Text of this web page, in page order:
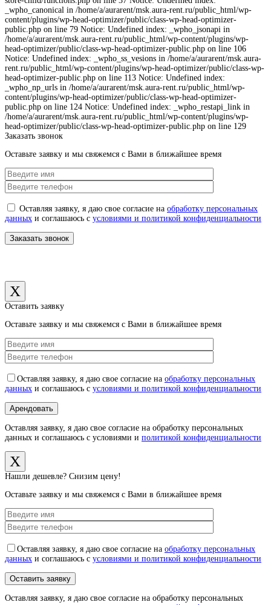
_wpho_canonical in /home/a/aurarent/msk.aura-rent.ru/public_html/wp-
content/plugins/wp-head-optimizer/public/class-wp-head-optimizer-
public.php on line 79 Notice: Undefined index: _wpho_jsonapi in
/home/a/aurarent/msk.aura-rent.ru/public_html/wp-content/plugins/wp-
head-optimizer/public/class-wp-head-optimizer-public.php on line 106
Notice: Undefined index: _wpho_ss_vesions in /home/a/aurarent/msk.aura-
rent.ru/public_html/wp-content/plugins/wp-head-optimizer/public/class-wp-
head-optimizer-public.php on line 113 Notice: Undefined index:
_wpho_np_urls in /home/a/aurarent/msk.aura-rent.ru/public_html/wp-
content/plugins/wp-head-optimizer/public/class-wp-head-optimizer-
public.php on line 124 Notice: Undefined index: _wpho_restapi_link in
/home/a/aurarent/msk.aura-rent.ru/public_html/wp-content/plugins/wp-
head-optimizer/public/class-wp-head-optimizer-public.php on line 129
Заказать звонок
Оставьте заявку и мы свяжемся с Вами в ближайшее время
Оставляя заявку, я даю свое согласие на обработку персональных
данных и соглашаюсь с условиями и политикой конфиденциальности
X
Оставить заявку
Оставьте заявку и мы свяжемся с Вами в ближайшее время
Оставляя заявку, я даю свое согласие на обработку персональных
данных и соглашаюсь с условиями и политикой конфиденциальности
Оставляя заявку, я даю свое согласие на обработку персональных
данных и соглашаюсь с условиями и политикой конфиденциальности
X
Нашли дешевле? Снизим цену!
Оставьте заявку и мы свяжемся с Вами в ближайшее время
Оставляя заявку, я даю свое согласие на обработку персональных
данных и соглашаюсь с условиями и политикой конфиденциальности
Оставляя заявку, я даю свое согласие на обработку персональных